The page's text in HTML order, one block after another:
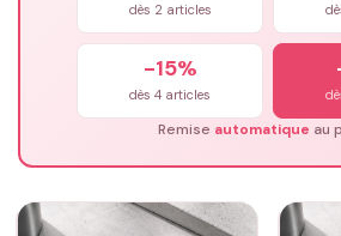
dès 2 articles
-15%
dès 4 articles
Remise automatique au